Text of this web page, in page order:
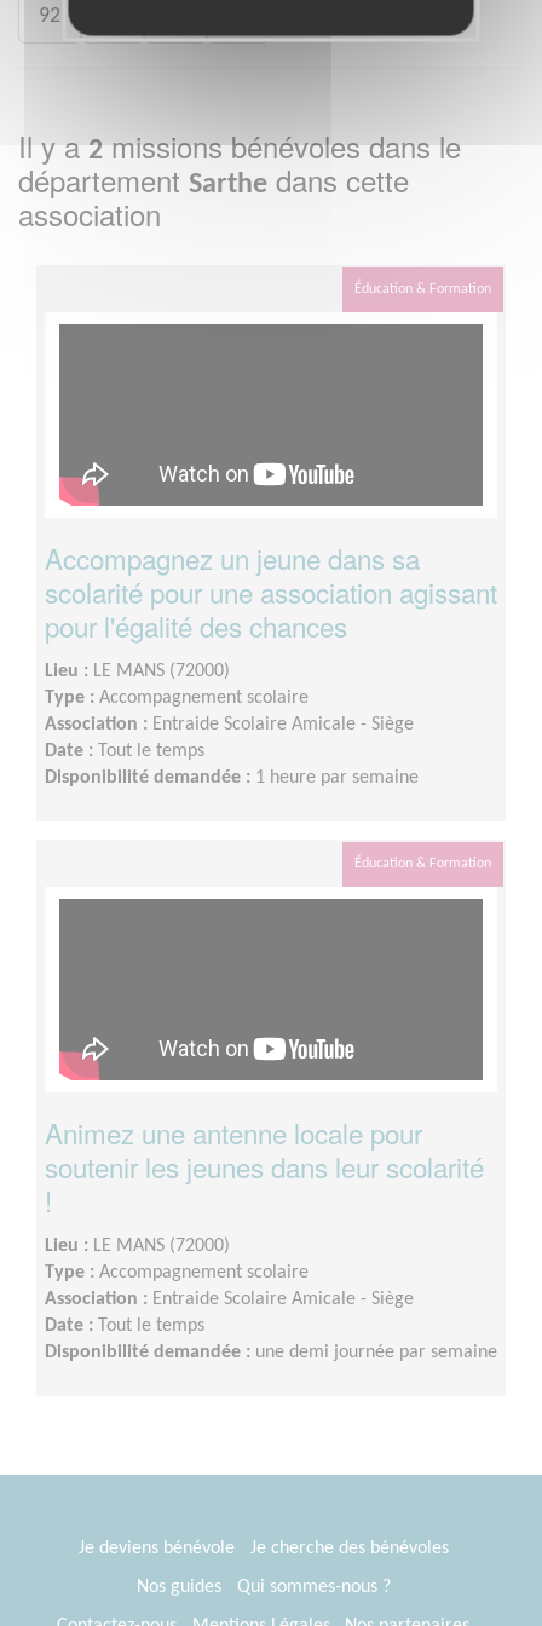
92
Il y a2missions bénévoles dans le
département Sarthe dans cette
association
Éducation & Formation
Accompagnez un jeune dans sa
scolarité pour une association agissant
pour l'égalité des chances
Lieu : LE MANS (72000)
Type : Accompagnement scolaire
Association : Entraide Scolaire Amicale - Siège
Date :
Tout le temps
Disponibilité demandée : 1 heure par semaine
Éducation & Formation
Animez une antenne locale pour
soutenir les jeunes dans leur scolarité
!
Lieu : LE MANS (72000)
Type : Accompagnement scolaire
Association : Entraide Scolaire Amicale - Siège
Date :
Tout le temps
Disponibilité demandée : une demi journée par semaine
Je deviens bénévole
Je cherche des bénévoles
Nos guides
Qui sommes-nous ?